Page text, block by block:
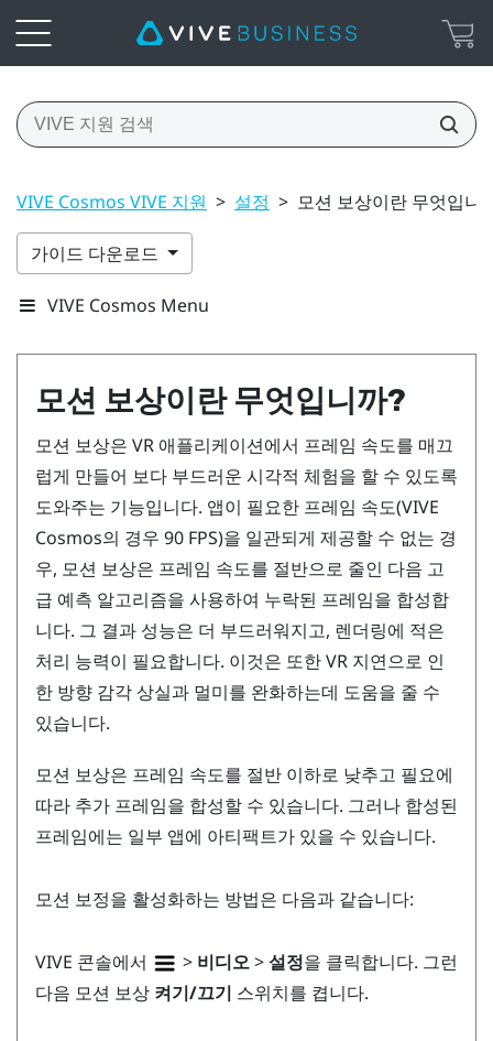
VIVE Cosmos VIVE 지원 > 설정 > 모션 보상이란 무엇입니
가이드 다운로드
VIVE Cosmos Menu
모션 보상이란 무엇입니까?
모션 보상은 VR 애플리케이션에서 프레임 속도를 매끄
럽게 만들어 보다 부드러운 시각적 체험을 할 수 있도록
도와주는 기능입니다. 앱이 필요한 프레임 속도(VIVE
Cosmos의 경우 90 FPS)을 일관되게 제공할 수 없는 경
우, 모션 보상은 프레임 속도를 절반으로 줄인 다음 고
급 예측 알고리즘을 사용하여 누락된 프레임을 합성합
니다. 그 결과 성능은 더 부드러워지고, 렌더링에 적은
처리 능력이 필요합니다. 이것은 또한 VR 지연으로 인
한 방향 감각 상실과 멀미를 완화하는데 도움을 줄 수
있습니다.
모션 보상은 프레임 속도를 절반 이하로 낮추고 필요에
따라 추가 프레임을 합성할 수 있습니다. 그러나 합성된
프레임에는 일부 앱에 아티팩트가 있을 수 있습니다.
모션 보정을 활성화하는 방법은 다음과 같습니다:
VIVE 콘솔에서 > 비디오>설정을 클릭합니다. 그런
다음 모션 보상 켜기/끄기 스위치를 켭니다.